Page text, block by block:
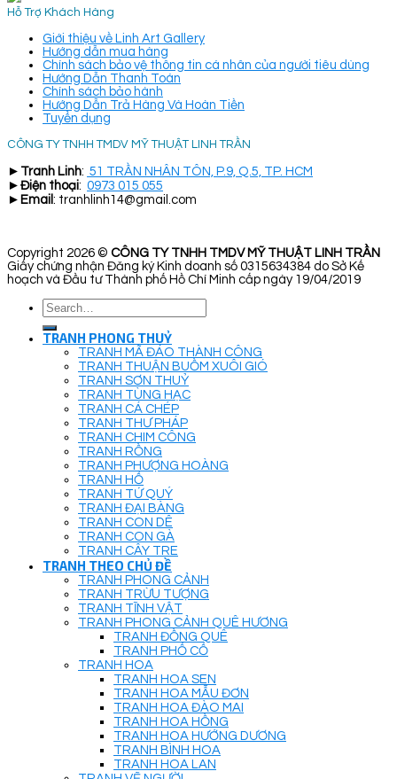
Hỗ Trợ Khách Hàng
Giới thiệu về Linh Art Gallery
Hướng dẫn mua hàng
Chính sách bảo vệ thông tin cá nhân của người tiêu dùng
Hướng Dẫn Thanh Toán
Chính sách bảo hành
Hướng Dẫn Trả Hàng Và Hoàn Tiền
Tuyển dụng
CÔNG TY TNHH TMDV MỸ THUẬT LINH TRẦN
► Tranh Linh: 51 TRẦN NHÂN TÔN, P.9, Q.5, TP. HCM
► Điện thoại: 0973 015 055
► Email : tranhlinh14@gmail.com
Copyright 2026 © CÔNG TY TNHH TMDV MỸ THUẬT LINH TRẦN
Giấy chứng nhận Đăng ký Kinh doanh số 0315634384 do Sở Kế
hoạch và Đầu tư Thành phố Hồ Chí Minh cấp ngày 19/04/2019
Search
for:
TRANH PHONG THUỶ
TRANH MÃ ĐÁO THÀNH CÔNG
TRANH THUẬN BUỒM XUÔI GIÓ
TRANH SƠN THUỶ
TRANH TÙNG HẠC
TRANH CÁ CHÉP
TRANH THƯ PHÁP
TRANH CHIM CÔNG
TRANH RỒNG
TRANH PHƯỢNG HOÀNG
TRANH HỔ
TRANH TỨ QUÝ
TRANH ĐẠI BÀNG
TRANH CON DÊ
TRANH CON GÀ
TRANH CÂY TRE
TRANH THEO CHỦ ĐỀ
TRANH PHONG CẢNH
TRANH TRỪU TƯỢNG
TRANH TĨNH VẬT
TRANH PHONG CẢNH QUÊ HƯƠNG
TRANH ĐỒNG QUÊ
TRANH PHỐ CỔ
TRANH HOA
TRANH HOA SEN
TRANH HOA MẪU ĐƠN
TRANH HOA ĐÀO MAI
TRANH HOA HỒNG
TRANH HOA HƯỚNG DƯƠNG
TRANH BÌNH HOA
TRANH HOA LAN